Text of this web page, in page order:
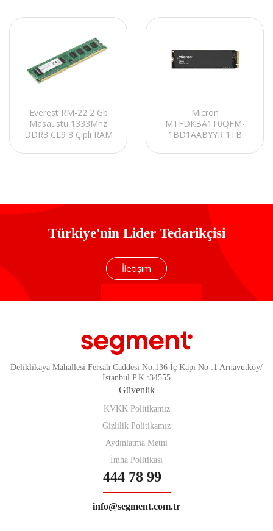
Everest RM-22 2 Gb
Masaüstü 1333Mhz
DDR3 CL9 8 Çipli RAM
Micron
MTFDKBA1T0QFM-
1BD1AABYYR 1TB
Serisi NVMe M.2 SSD
Türkiye'nin Lider Tedarikçisi
İletişim
Deliklikaya Mahallesi Fersah Caddesi No:136 İç Kapı No :1 Arnavutköy/
İstanbul P.K :34555
Güvenlik
KVKK Politikamız
Gizlilik Politikamız
Aydınlatma Metni
İmha Politikası
444 78 99
info@segment.com.tr